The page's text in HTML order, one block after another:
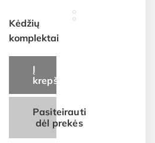
Kėdžių
komplektai
Į
krepšelį
Pasiteirauti
dėl prekės